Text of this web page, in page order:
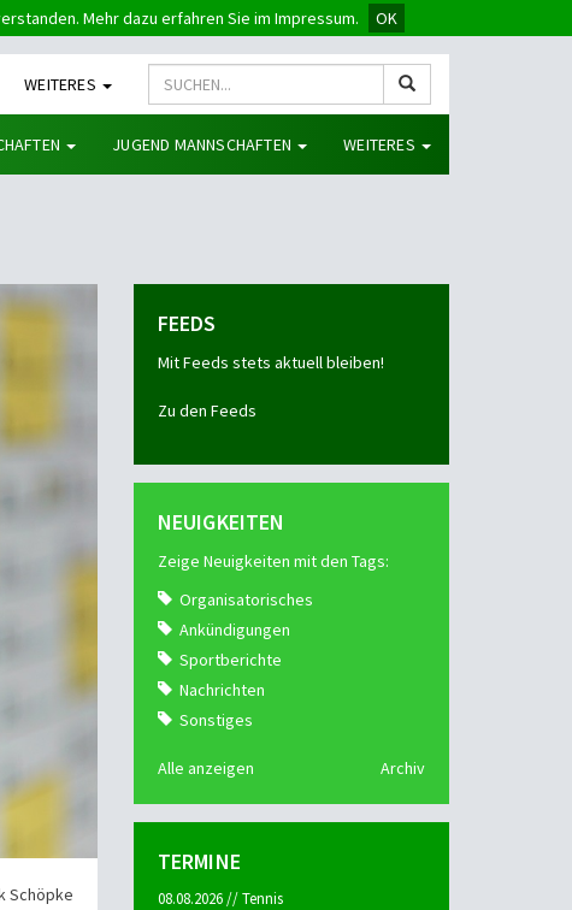
Mehr dazu erfahren Sie im Impressum. OK
WEITERES
JUGEND MANNSCHAFTEN WEITERES
Schöpke
FEEDS
Mit Feeds stets aktuell bleiben!
Zu den Feeds
NEUIGKEITEN
Zeige Neuigkeiten mit den Tags:
Organisatorisches
Ankündigungen
Sportberichte
Nachrichten
Sonstiges
Alle anzeigen Archiv
TERMINE
08.08.2026 // Tennis